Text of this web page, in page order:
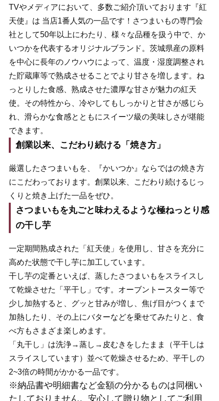
TVやメディアにおいて、多数ご紹介頂いております『紅
天使』は 当店1番人気の一品です！さつまいもの専門会
社として50年以上にわたり、様々な品種を扱う中で、か
いつかを代表するオリジナルブランド。茨城県産の原料
を中心に長年のノウハウによって、温度・湿度調整され
た貯蔵庫等で熟成させることでより甘さを増します。ね
っとりした食感、熟成させた濃厚な甘さが魅力の紅天
使。その特性から、冷やしてもしっかりと甘さが感じら
れ、滑らかな食感とともにスイーツ級の美味しさが堪能
できます。
創業以来、こだわり続ける「焼き方」
厳選したさつまいもを、『かいつか』ならではの焼き方
にこだわっております。創業以来、こだわり続けるじっ
くりと焼き上げた一品をぜひ。
さつまいもを丸ごと味わえるような極ねっとり感
の干し芋
一定期間熟成された「紅天使」を使用し、甘さを充分に
高めた状態で干し芋に加工しています。
干し芋の定番といえば、蒸したさつまいもをスライスし
て乾燥させた「平干し」です。オーブントースター等で
少し加熱すると、グッと甘みが増し、焦げ目がつくまで
加熱したり、その上にバターなどを乗せてみたりと、食
べ方もさまざま楽しめます。
「丸干し」は洗浄→蒸し→皮むきをしたまま（平干しは
スライスしています）並べて乾燥させるため、平干しの
2~3倍の時間がかかる一品です。
※納品書や明細書など金額の分かるものは同梱い
たしておりません。安心して贈り物としてご利用